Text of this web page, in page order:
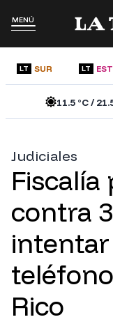
MENÚ
LT SUR LT
11.5°C /
Judiciales
Fiscalía
contra
Rico